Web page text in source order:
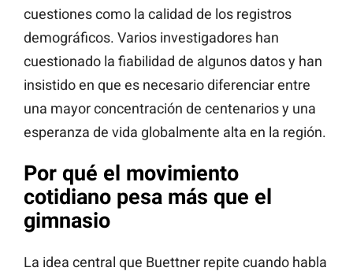
cuestiones como la calidad de los registros
demográficos. Varios investigadores han
cuestionado la fiabilidad de algunos datos y han
insistido en que es necesario diferenciar entre
una mayor concentración de centenarios y una
esperanza de vida globalmente alta en la región.
Por qué el movimiento
cotidiano pesa más que el
gimnasio
La idea central que Buettner repite cuando habla